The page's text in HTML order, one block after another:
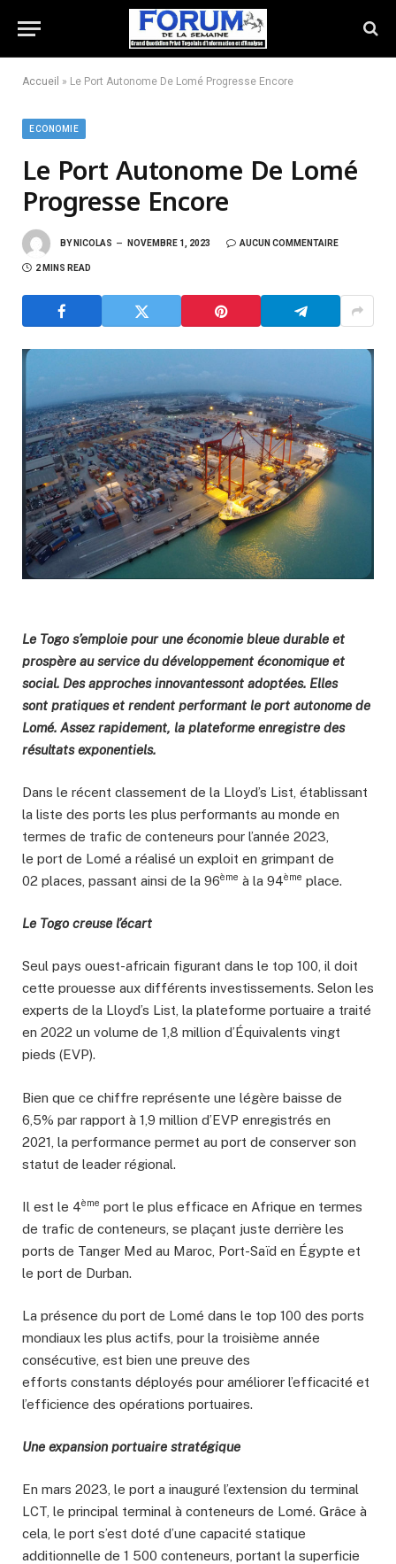
Accueil » Le Port Autonome De Lomé Progresse Encore
ECONOMIE
Le Port Autonome De Lomé
Progresse Encore
BY NICOLAS NOVEMBRE 1, 2023 AUCUN COMMENTAIRE
2 MINS READ
Le Togo s’emploie pour une économie bleue durable et
prospère au service du développement économique et
social. Des approches innovantessont adoptées. Elles
sont pratiques et rendent performant le port autonome de
Lomé. Assez rapidement, la plateforme enregistre des
résultats exponentiels.
Dans le récent classement de la Lloyd’s List, établissant
la liste des ports les plus performants au monde en
termes de trafic de conteneurs pour l’année 2023,
le port de Lomé a réalisé un exploit en grimpant de
02 places, passant ainsi de la 96ème à la 94ème place.
Le Togo creuse l’écart
Seul pays ouest-africain figurant dans le top 100, il doit
cette prouesse aux différents investissements. Selon les
experts de la Lloyd’s List, la plateforme portuaire a traité
en 2022 un volume de 1,8 million d’Équivalents vingt
pieds (EVP).
Bien que ce chiffre représente une légère baisse de
6,5% par rapport à 1,9 million d’EVP enregistrés en
2021, la performance permet au port de conserver son
statut de leader régional.
Il est le 4ème port le plus efficace en Afrique en termes
de trafic de conteneurs, se plaçant juste derrière les
ports de Tanger Med au Maroc, Port-Saïd en Égypte et
le port de Durban.
La présence du port de Lomé dans le top 100 des ports
mondiaux les plus actifs, pour la troisième année
consécutive, est bien une preuve des
efforts constants déployés pour améliorer l’efficacité et
l’efficience des opérations portuaires.
Une expansion portuaire stratégique
En mars 2023, le port a inauguré l’extension du terminal
LCT, le principal terminal à conteneurs de Lomé. Grâce à
cela, le port s’est doté d’une capacité statique
additionnelle de 1 500 conteneurs, portant la superficie